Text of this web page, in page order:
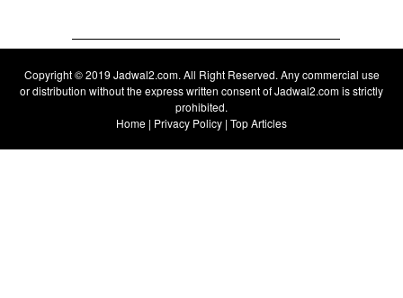
Copyright © 2019 Jadwal2.com. All Right Reserved. Any commercial use
or distribution without the express written consent of Jadwal2.com is strictly
prohibited.
Home | Privacy Policy | Top Articles